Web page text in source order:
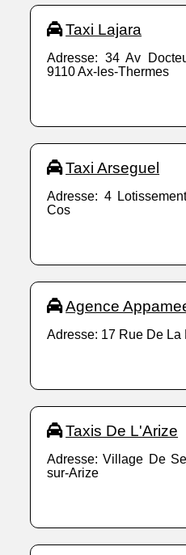
Taxi Lajara
Adresse: 34 Av
9110 Ax-les-Thermes
Taxi Arseguel
Adresse: 4
Cos
Agence
Adresse: 17 Rue De La
Taxis De L'Arize
Adresse: Village De
sur-Arize